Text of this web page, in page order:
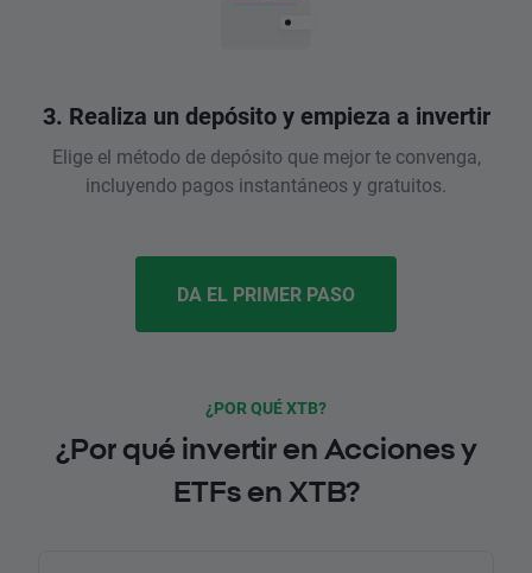
3. Realiza un depósito y empieza a invertir
Elige el método de depósito que mejor te convenga,
incluyendo pagos instantáneos y gratuitos.
DA EL PRIMER PASO
¿POR QUÉ XTB?
¿Por qué invertir en Acciones y
ETFs en XTB?